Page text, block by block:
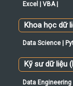
Excel | VBA |
Khoa học dữ
Data Science |
Kỹ sư dữ liệu
Data Engineering